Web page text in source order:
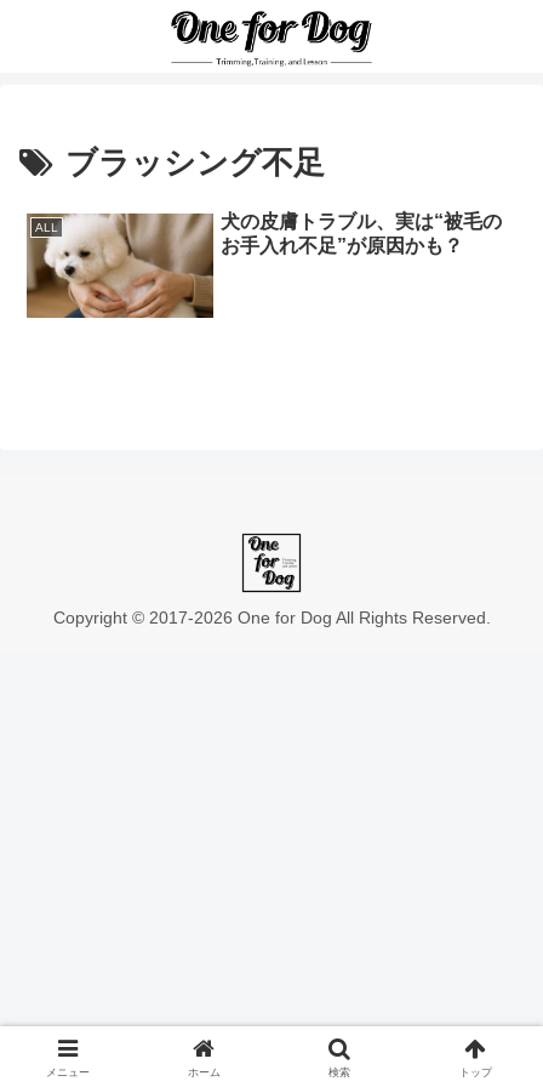
ブラッシング不足
ALL
犬の皮膚トラブル、実は“被毛の
お手入れ不足”が原因かも？
Copyright © 2017-2026 One for Dog All Rights Reserved.
メニュー ホーム 検索 トップ